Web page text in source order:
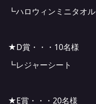
┗ハロウィンミニタオル
★D賞・・・10名様
┗レジャーシート
★E賞・・・20名様